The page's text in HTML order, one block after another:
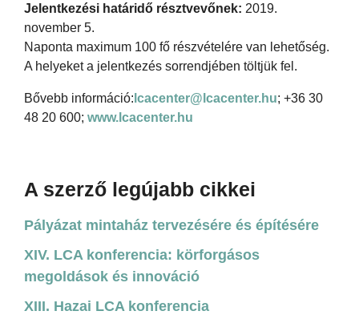
Jelentkezési határidő résztvevőnek: 2019.
november 5.
Naponta maximum 100 fő részvételére van lehetőség.
A helyeket a jelentkezés sorrendjében töltjük fel.
Bővebb információ: lcacenter@lcacenter.hu; +36 30
48 20 600; www.lcacenter.hu
A szerző legújabb cikkei
Pályázat mintaház tervezésére és építésére
XIV. LCA konferencia: körforgásos
megoldások és innováció
XIII. Hazai LCA konferencia